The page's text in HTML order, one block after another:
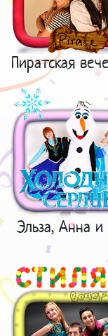
Пиратская
Эльза, Анна